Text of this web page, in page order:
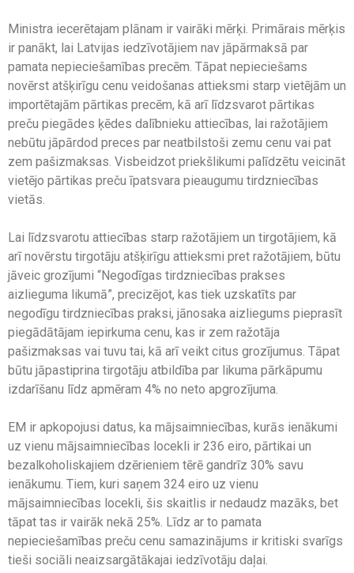
Ministra iecerētajam plānam ir vairāki mērķi. Primārais mērķis
ir panākt, lai Latvijas iedzīvotājiem nav jāpārmaksā par
pamata nepieciešamības precēm. Tāpat nepieciešams
novērst atšķirīgu cenu veidošanas attieksmi starp vietējām un
importētajām pārtikas precēm, kā arī līdzsvarot pārtikas
preču piegādes ķēdes dalībnieku attiecības, lai ražotājiem
nebūtu jāpārdod preces par neatbilstoši zemu cenu vai pat
zem pašizmaksas. Visbeidzot priekšlikumi palīdzētu veicināt
vietējo pārtikas preču īpatsvara pieaugumu tirdzniecības
vietās.
Lai līdzsvarotu attiecības starp ražotājiem un tirgotājiem, kā
arī novērstu tirgotāju atšķirīgu attieksmi pret ražotājiem, būtu
jāveic grozījumi “Negodīgas tirdzniecības prakses
aizlieguma likumā”, precizējot, kas tiek uzskatīts par
negodīgu tirdzniecības praksi, jānosaka aizliegums pieprasīt
piegādātājam iepirkuma cenu, kas ir zem ražotāja
pašizmaksas vai tuvu tai, kā arī veikt citus grozījumus. Tāpat
būtu jāpastiprina tirgotāju atbildība par likuma pārkāpumu
izdarīšanu līdz apmēram 4% no neto apgrozījuma.
EM ir apkopojusi datus, ka mājsaimniecības, kurās ienākumi
uz vienu mājsaimniecības locekli ir 236 eiro, pārtikai un
bezalkoholiskajiem dzērieniem tērē gandrīz 30% savu
ienākumu. Tiem, kuri saņem 324 eiro uz vienu
mājsaimniecības locekli, šis skaitlis ir nedaudz mazāks, bet
tāpat tas ir vairāk nekā 25%. Līdz ar to pamata
nepieciešamības preču cenu samazinājums ir kritiski svarīgs
tieši sociāli neaizsargātākajai iedzīvotāju daļai.